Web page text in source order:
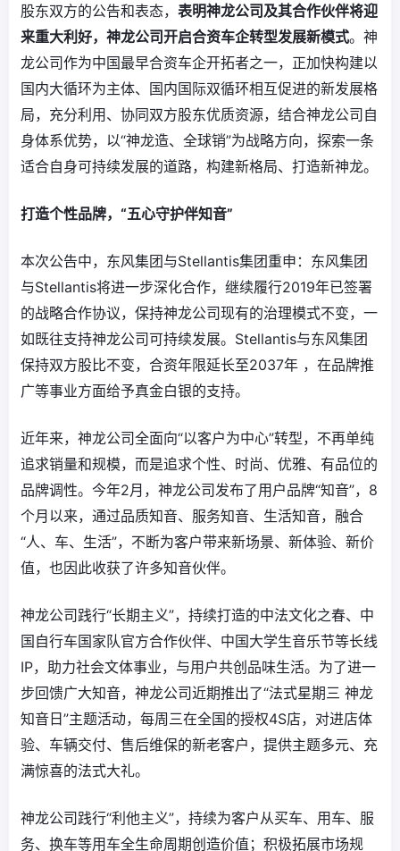
股东双方的公告和表态， 表明神龙公司及其合作伙伴将迎
来重大利好，神龙公司开启合资车企转型发展新模式。神
龙公司作为中国最早合资车企开拓者之一，正加快构建以
国内大循环为主体、国内国际双循环相互促进的新发展格
局，充分利用、协同双方股东优质资源，结合神龙公司自
身体系优势，以“神龙造、全球销”为战略方向，探索一条
适合自身可持续发展的道路，构建新格局、打造新神龙。
打造个性品牌，“五心守护伴知音”
本次公告中，东风集团与Stellantis集团重申：东风集团
与Stellantis将进一步深化合作，继续履行2019年已签署
的战略合作协议，保持神龙公司现有的治理模式不变，一
如既往支持神龙公司可持续发展。Stellantis与东风集团
保持双方股比不变，合资年限延长至2037年 ，在品牌推
广等事业方面给予真金白银的支持。
近年来，神龙公司全面向“以客户为中心”转型，不再单纯
追求销量和规模，而是追求个性、时尚、优雅、有品位的
品牌调性。今年2月，神龙公司发布了用户品牌“知音”，8
个月以来，通过品质知音、服务知音、生活知音，融合
“人、车、生活”，不断为客户带来新场景、新体验、新价
值，也因此收获了许多知音伙伴。
神龙公司践行“长期主义”，持续打造的中法文化之春、中
国自行车国家队官方合作伙伴、中国大学生音乐节等长线
IP，助力社会文体事业，与用户共创品味生活。为了进一
步回馈广大知音，神龙公司近期推出了“法式星期三 神龙
知音日”主题活动，每周三在全国的授权4S店，对进店体
验、车辆交付、售后维保的新老客户，提供主题多元、充
满惊喜的法式大礼。
神龙公司践行“利他主义”，持续为客户从买车、用车、服
务、换车等用车全生命周期创造价值；积极拓展市场规